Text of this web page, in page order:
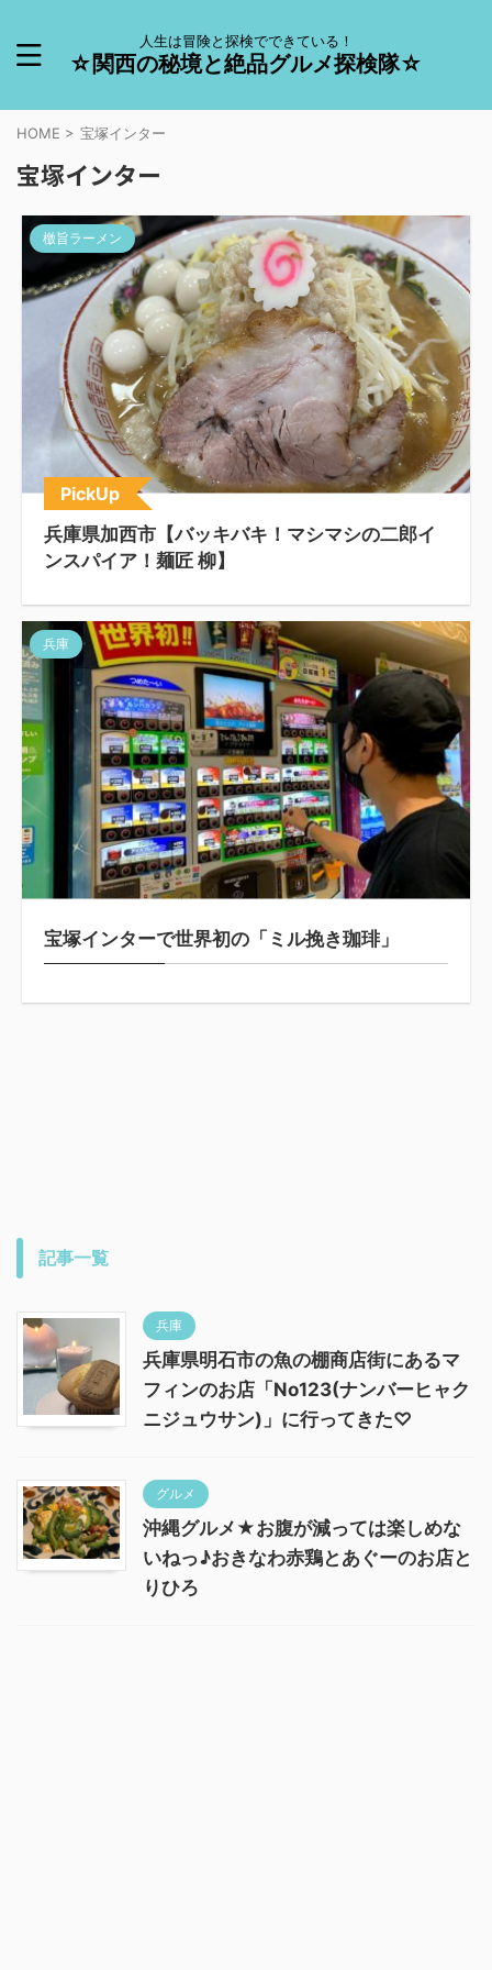
人生は冒険と探検でできている！
☆関西の秘境と絶品グルメ探検隊☆
HOME > 宝塚インター
宝塚インター
檄旨ラーメン
PickUp
兵庫県加西市【バッキバキ！マシマシの二郎イ
ンスパイア！麺匠 柳】
兵庫
宝塚インターで世界初の「ミル挽き珈琲」
記事一覧
兵庫
兵庫県明石市の魚の棚商店街にあるマ
フィンのお店「No123(ナンバーヒャク
ニジュウサン)」に行ってきた♡
グルメ
沖縄グルメ★お腹が減っては楽しめな
いねっ♪おきなわ赤鶏とあぐーのお店と
りひろ